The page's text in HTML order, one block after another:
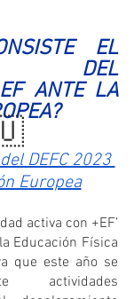
EL
DEL
ANTE LA
DEFC 2023
Europea
activa con +EF’
Educación Física
que este año se
actividades